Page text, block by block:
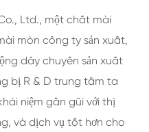
Ltd., một chất mài
mòn công ty sản xuất,
dây chuyền sản xuất
bị R & D trung tâm ta
niệm gần gũi với thị
và dịch vụ tốt hơn cho